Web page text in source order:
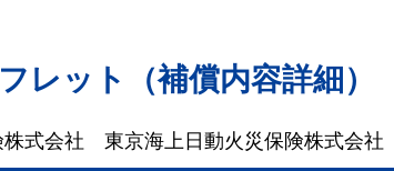
レット（補償内容詳細）
株式会社 東京海上日動火災保険株式会社